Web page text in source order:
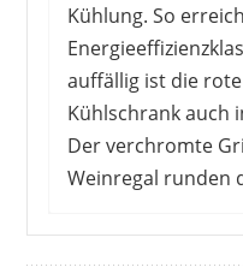
Kühlung. So
auffällig ist die
Kühlschrank auch
Der verchromte
Weinregal runden
Auch den Kunden
Look des